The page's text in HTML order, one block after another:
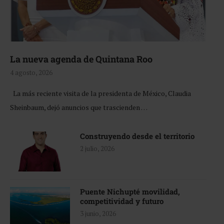
La nueva agenda de Quintana Roo
4 agosto, 2026
La más reciente visita de la presidenta de México, Claudia
Sheinbaum, dejó anuncios que trascienden …
Construyendo desde el territorio
2 julio, 2026
Puente Nichupté movilidad,
competitividad y futuro
3 junio, 2026